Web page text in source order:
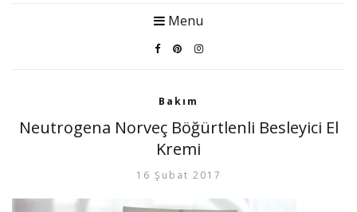
Menu
Bakım
Neutrogena Norveç Böğürtlenli Besleyici El
Kremi
16 Şubat 2017